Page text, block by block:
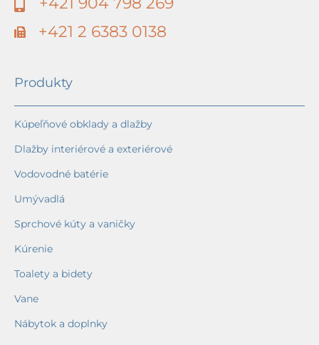
+421 2 6383 0138
Produkty
Kúpeľňové obklady a dlažby
Dlažby interiérové a exteriérové
Vodovodné batérie
Umývadlá
Sprchové kúty a vaničky
Kúrenie
Toalety a bidety
Vane
Nábytok a doplnky